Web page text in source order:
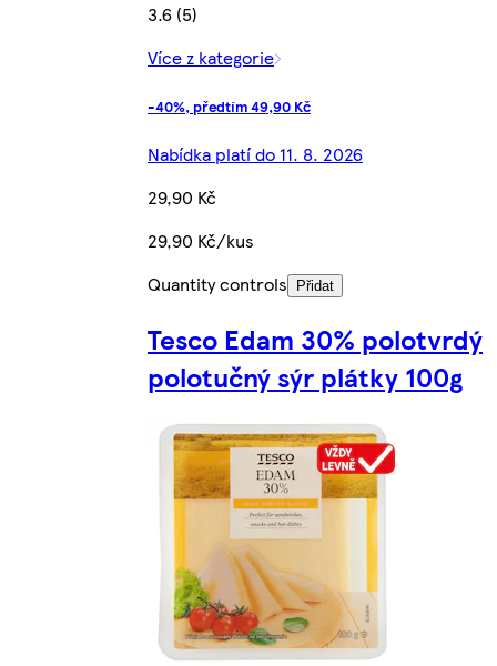
3.6 (5)
Více z kategorie
-40%, předtím 49,90 Kč
Nabídka platí do 11. 8. 2026
29,90 Kč
29,90 Kč/kus
Quantity controls
Přidat
Tesco Edam 30% polotvrdý
polotučný sýr plátky 100g